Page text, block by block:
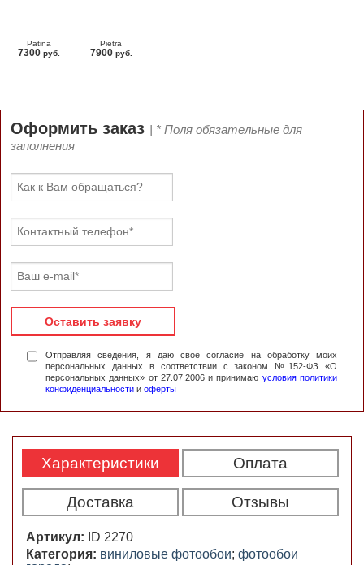
Patina
7300 руб.
Pietra
7900 руб.
Оформить заказ | * Поля обязательные для
заполнения
Оставить заявку
Отправляя сведения, я даю свое согласие на обработку моих
персональных данных в соответствии с законом №152-ФЗ «О
персональных данных» от 27.07.2006 и принимаю условия политики
конфиденциальности и оферты
Характеристики Оплата
Доставка Отзывы
Артикул:
ID 2270
Категория: виниловые фотообои; фотообои